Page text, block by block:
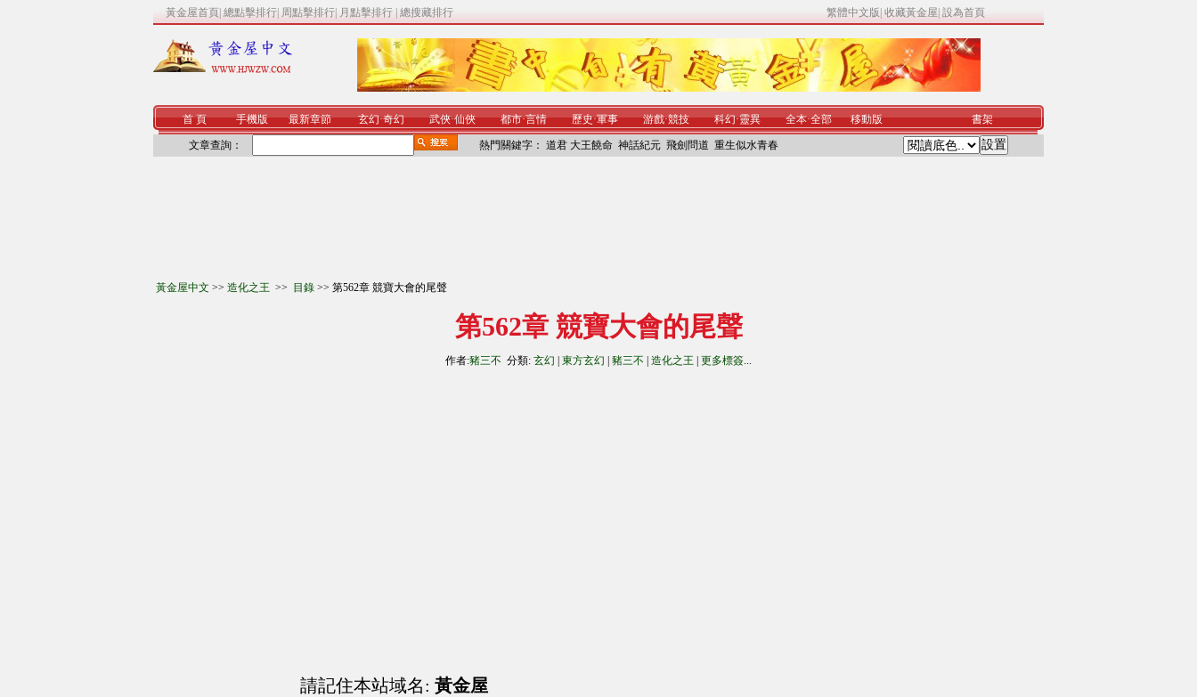
黃金屋首頁 總點擊排行 周點擊排行 月點擊排行 總搜藏排行 繁體中文版 收藏黃金屋 設為首頁
首 頁 手機版 最新章節 玄幻·奇幻 武俠·仙俠 都市·言情 歷史·軍事 游戲·競技 科幻·靈異 全本·全部 移動版 書架
文章查詢： 熱門關鍵字： 道君 大王饒命 神話紀元 飛劍問道 重生似水青春
黃金屋中文 >> 造化之王 >> 目錄 >> 第562章 競寶大會的尾聲
第562章 競寶大會的尾聲
作者:豬三不 分類: 玄幻 東方玄幻 豬三不 造化之王 更多標簽...
請記住本站域名: 黃金屋